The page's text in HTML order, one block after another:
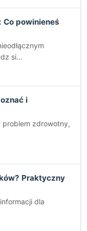
Co powinieneś
si...
i
problem zdrowotny,
Praktyczny
dla